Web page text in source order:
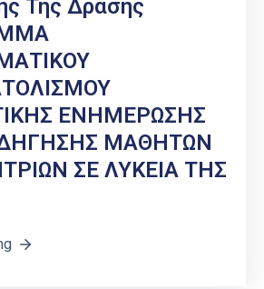
Της Δράσης
ΕΝΗΜΕΡΩΣΗΣ
ΜΑΘΗΤΩΝ
ΣΕ ΛΥΚΕΙΑ ΤΗΣ